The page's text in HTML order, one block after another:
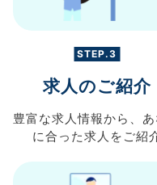
STEP.3
求人のご紹介
豊富な求人情報から、
に合った求人を ご紹